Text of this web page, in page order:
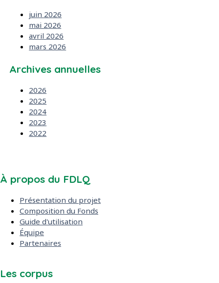
juin 2026
mai 2026
avril 2026
mars 2026
Archives annuelles
2026
2025
2024
2023
2022
À propos du FDLQ
Présentation du projet
Composition du Fonds
Guide d'utilisation
Équipe
Partenaires
Les corpus